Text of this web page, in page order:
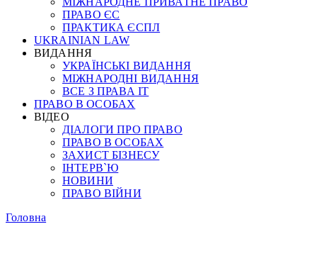
ПРАВО ЄС
ПРАКТИКА ЄСПЛ
UKRAINIAN LAW
ВИДАННЯ
УКРАЇНСЬКІ ВИДАННЯ
МІЖНАРОДНІ ВИДАННЯ
ВСЕ З ПРАВА ІТ
ПРАВО В ОСОБАХ
ВІДЕО
ДІАЛОГИ ПРО ПРАВО
ПРАВО В ОСОБАХ
ЗАХИСТ БІЗНЕСУ
ІНТЕРВ`Ю
НОВИНИ
ПРАВО ВІЙНИ
Головна